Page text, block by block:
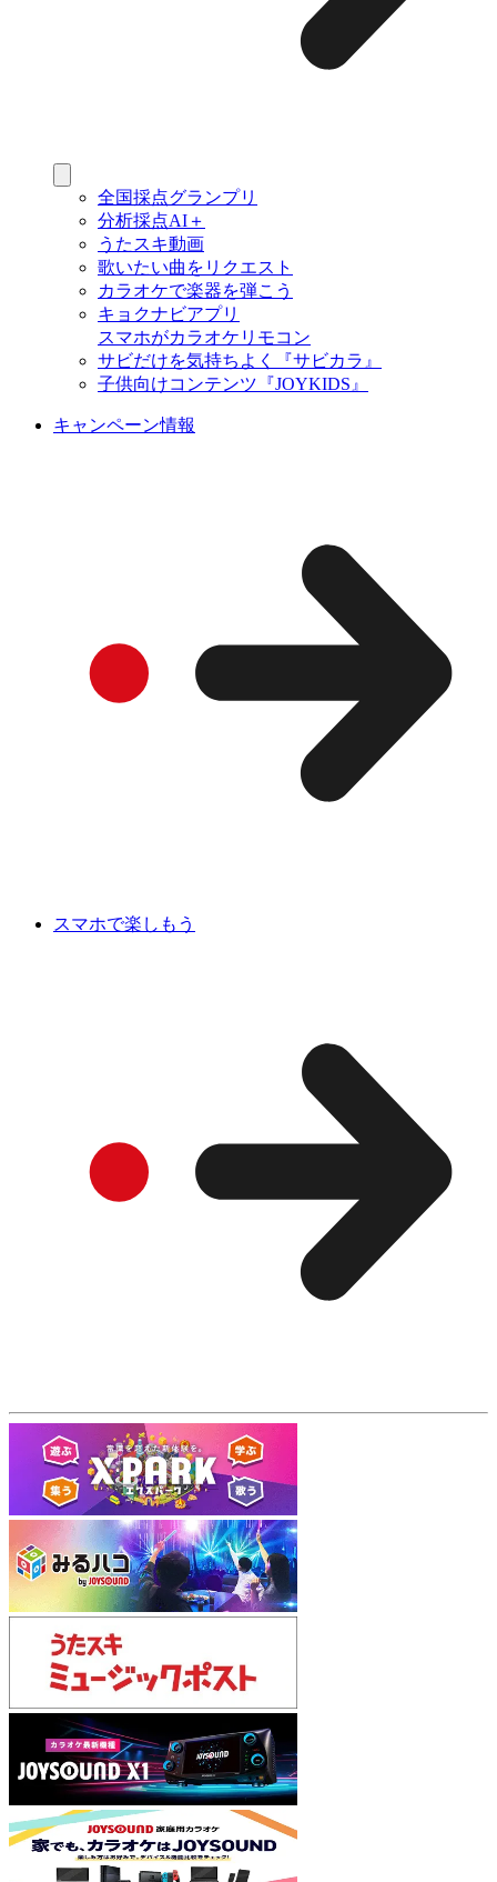
全国採点グランプリ
分析採点AI＋
うたスキ動画
歌いたい曲をリクエスト
カラオケで楽器を弾こう
キョクナビアプリ
スマホがカラオケリモコン
サビだけを気持ちよく『サビカラ』
子供向けコンテンツ『JOYKIDS』
キャンペーン情報
スマホで楽しもう